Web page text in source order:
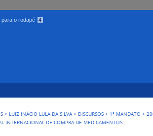
para o rodapé 4
> LUIZ INÁCIO LULA DA SILVA > DISCURSOS > 1º MANDATO >
INTERNACIONAL DE COMPRA DE MEDICAMENTOS